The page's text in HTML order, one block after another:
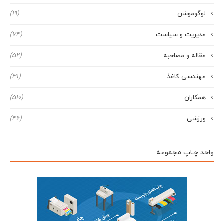
لوگوموشن (19)
مدیریت و سیاست (74)
مقاله و مصاحبه (52)
مهندسی کاغذ (31)
همکاران (510)
ورزشی (46)
واحد چـاپ مجموعه